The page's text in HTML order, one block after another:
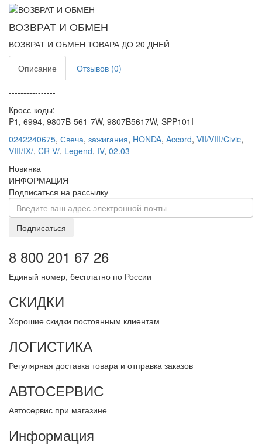
ВОЗВРАТ И ОБМЕН
ВОЗВРАТ И ОБМЕН ТОВАРА ДО 20 ДНЕЙ
Описание Отзывов (0)
----------------
Кросс-коды:
P1, 6994, 9807B-561-7W, 9807B5617W, SPP101I
0242240675, Свеча, зажигания, HONDA, Accord, VII/VIII/Civic,
VIII/IX/, CR-V/, Legend, IV, 02.03-
Новинка
ИНФОРМАЦИЯ
Подписаться на рассылку
Подписаться
8 800 201 67 26
Единый номер, бесплатно по России
СКИДКИ
Хорошие скидки постоянным клиентам
ЛОГИСТИКА
Регулярная доставка товара и отправка заказов
АВТОСЕРВИС
Автосервис при магазине
Информация